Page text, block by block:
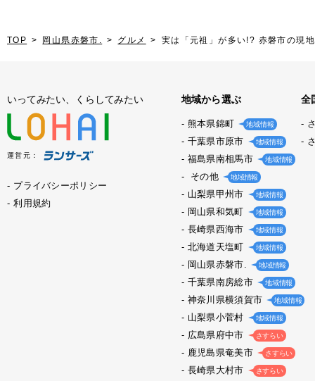
TOP 岡山県赤磐市. グルメ 実は「元祖」が多い!? 赤磐市の現
いってみたい、くらしてみたい
運営元：
プライバシーポリシー
利用規約
地域から選ぶ
熊本県錦町 地域情報
千葉県市原市 地域情報
福島県南相馬市 地域情報
その他 地域情報
山梨県甲州市 地域情報
岡山県和気町 地域情報
長崎県西海市 地域情報
北海道天塩町 地域情報
岡山県赤磐市. 地域情報
千葉県南房総市 地域情報
神奈川県横須賀市 地域情報
山梨県小菅村 地域情報
広島県府中市 さすらい
鹿児島県奄美市 さすらい
長崎県大村市 さすらい
全